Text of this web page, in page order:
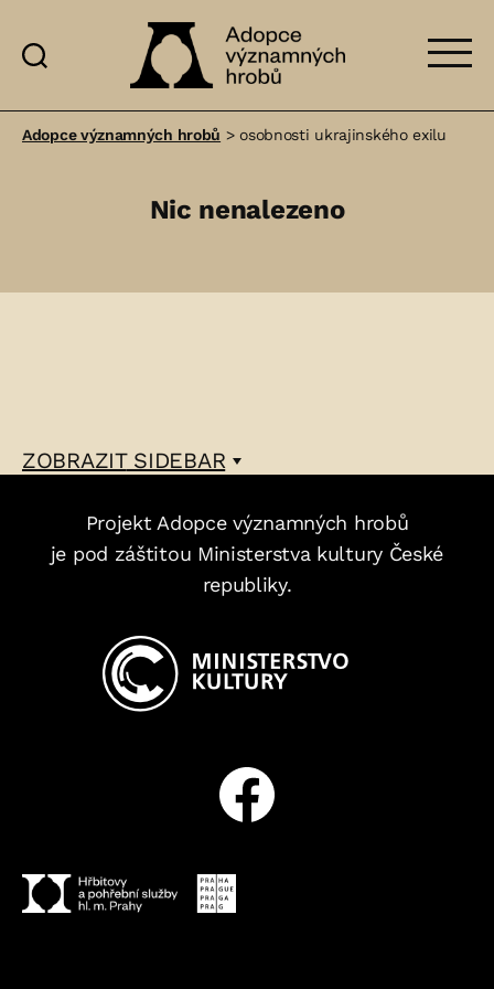
významných
Adopce významných hrobů >osobnosti ukrajinského exilu
Nic nenalezeno
ZOBRAZITSIDEBAR
Projekt Adopce významných hrobů
je pod záštitou Ministerstva kultury České
republiky.
Facebook